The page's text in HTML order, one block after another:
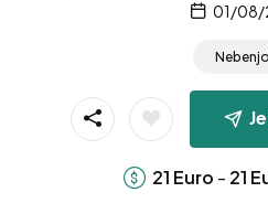
01/08/
21 Euro - 21